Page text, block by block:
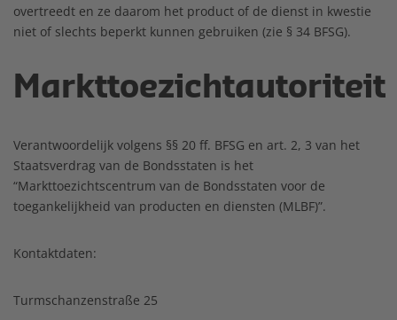
overtreedt en ze daarom het product of de dienst in kwestie
niet of slechts beperkt kunnen gebruiken (zie § 34 BFSG).
Markttoezichtautoriteit
Verantwoordelijk volgens §§ 20 ff. BFSG en art. 2, 3 van het
Staatsverdrag van de Bondsstaten is het
“Markttoezichtscentrum van de Bondsstaten voor de
toegankelijkheid van producten en diensten (MLBF)”.
Kontaktdaten:
Turmschanzenstraße 25